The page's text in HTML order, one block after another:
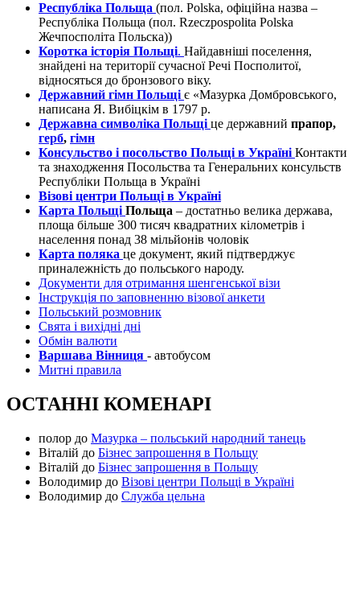
Республіка Польща (пол. Polska, офіційна назва –
Республіка Польща (пол. Rzeczpospolita Polska
Жечпосполіта Польска))
Коротка історія Польщі. Найдавніші поселення,
знайдені на території сучасної Речі Посполитої,
відносяться до бронзового віку.
Державний гімн Польщі є «Мазурка Домбровського,
написана Я. Вибіцкім в 1797 р.
Державна символіка Польщі це державний прапор,
герб, гімн
Консульство і посольство Польщі в Україні Контакти
та знаходження Посольства та Генеральних консульств
Республіки Польща в Україні
Візові центри Польщі в Україні
Карта Польщі Польща – достатньо велика держава,
площа більше 300 тисяч квадратних кілометрів і
населення понад 38 мільйонів чоловік
Карта поляка це документ, який підтверджує
приналежність до польського народу.
Документи для отримання шенгенської візи
Інструкція по заповненню візової анкети
Польський розмовник
Свята і вихідні дні
Обмін валюти
Варшава Вінниця - автобусом
Митні правила
ОСТАННІ КОМЕНАРІ
полор до Мазурка – польський народний танець
Віталій до Бізнес запрошення в Польщу
Віталій до Бізнес запрошення в Польщу
Володимир до Візові центри Польщі в Україні
Володимир до Служба цельна